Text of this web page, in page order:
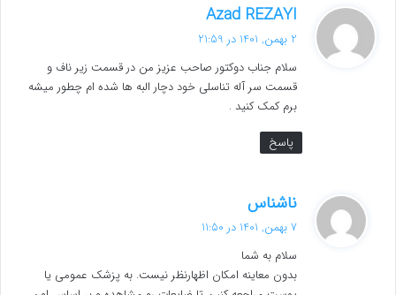
Azad REZAYI
ف
:
2 بهمن, 1401 در 21:59
سلام جناب دوکتور صاحب عزیز من در قسمت زیر ناف و
قسمت سر آله تناسلی خود دچار البه ها شده ام چطور میشه
برم کمک کنید .
پاسخ
ناشناس
ف
:
7 بهمن, 1401 در 11:50
سلام به شما
بدون معاینه امکان اظهارنظر نیست. به پزشک عمومی یا